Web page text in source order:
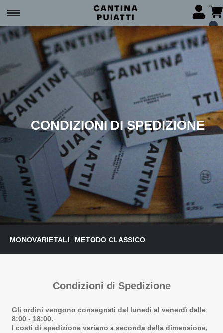
CONDIZIONI DI SPEDIZIONE
MONOVARIETALI METODO CLASSICO
Condizioni di Spedizione
Gli ordini vengono consegnati dal lunedì al venerdì dalle
8:00 - 18:00.
I costi di spedizione variano a seconda della dimensione,